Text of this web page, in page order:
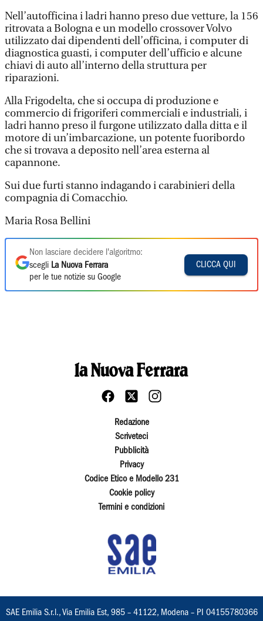
Nell’autofficina i ladri hanno preso due vetture, la 156
ritrovata a Bologna e un modello crossover Volvo
utilizzato dai dipendenti dell’officina, i computer di
diagnostica guasti, i computer dell’ufficio e alcune
chiavi di auto all’interno della struttura per
riparazioni.
Alla Frigodelta, che si occupa di produzione e
commercio di frigoriferi commerciali e industriali, i
ladri hanno preso il furgone utilizzato dalla ditta e il
motore di un’imbarcazione, un potente fuoribordo
che si trovava a deposito nell’area esterna al
capannone.
Sui due furti stanno indagando i carabinieri della
compagnia di Comacchio.
Maria Rosa Bellini
Non lasciare decidere l'algoritmo:
scegli La Nuova Ferrara
per le tue notizie su Google
CLICCA QUI
Redazione
Scriveteci
Pubblicità
Privacy
Codice Etico e Modello 231
Cookie policy
Termini e condizioni
SAE Emilia S.r.l., Via Emilia Est, 985 – 41122, Modena – PI 04155780366